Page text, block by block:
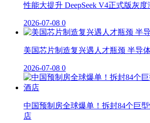
性能大提升 DeepSeek V4正式版灰度
2026-07-08 0
美国芯片制造复兴遇人才瓶颈 半导
2026-07-08 0
中国预制房全球爆单！拆封84个巨
店